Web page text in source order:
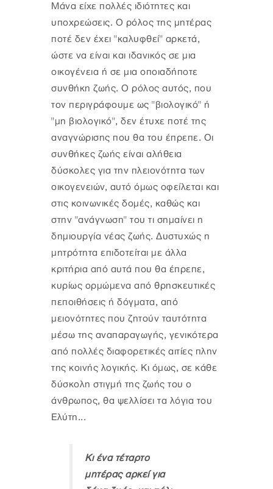
Μάνα είχε πολλές ιδιότητες και
υποχρεώσεις. Ο ρόλος της μητέρας
ποτέ δεν έχει "καλυφθεί" αρκετά,
ώστε να είναι και ιδανικός σε μια
οικογένεια ή σε μια οποιαδήποτε
συνθήκη ζωής. Ο ρόλος αυτός, που
τον περιγράφουμε ως "βιολογικό" ή
"μη βιολογικό", δεν έτυχε ποτέ της
αναγνώρισης που θα του έπρεπε. Οι
συνθήκες ζωής είναι αλήθεια
δύσκολες για την πλειονότητα των
οικογενειών, αυτό όμως οφείλεται και
στις κοινωνικές δομές, καθώς και
στην "ανάγνωση" του τι σημαίνει η
δημιουργία νέας ζωής. Δυστυχώς η
μητρότητα επιδοτείται με άλλα
κριτήρια από αυτά που θα έπρεπε,
κυρίως ορμώμενα από θρησκευτικές
πεποιθήσεις ή δόγματα, από
μειονότητες που ζητούν ταυτότητα
μέσω της αναπαραγωγής, γενικότερα
από πολλές διαφορετικές αιτίες πλην
της κοινής λογικής. Κι όμως, σε κάθε
δύσκολη στιγμή της ζωής του ο
άνθρωπος, θα ψελλίσει τα λόγια του
Ελύτη...
Κι ένα τέταρτο
μητέρας αρκεί για